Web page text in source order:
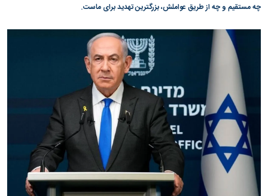
چه مستقیم و چه از طریق عواملش، بزرگترین تهدید برای ماست.